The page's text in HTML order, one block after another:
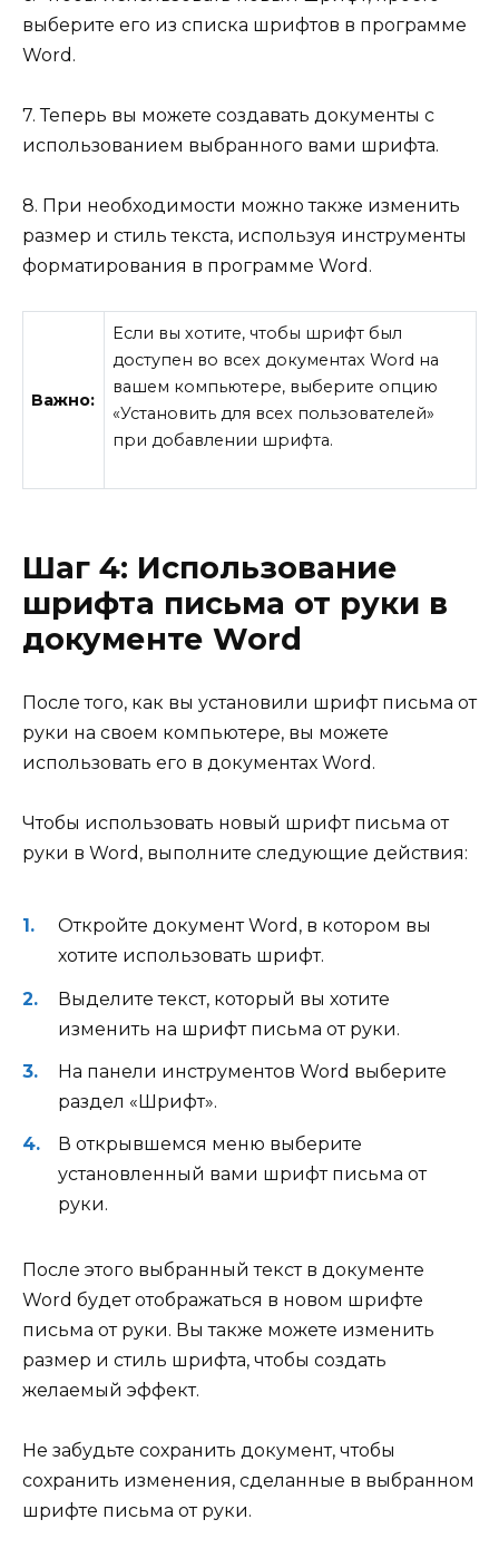
выберите его из списка шрифтов в программе
Word.
7. Теперь вы можете создавать документы с
использованием выбранного вами шрифта.
8. При необходимости можно также изменить
размер и стиль текста, используя инструменты
форматирования в программе Word.
Важно:
Если вы хотите, чтобы шрифт был
доступен во всех документах Word на
вашем компьютере, выберите опцию
«Установить для всех пользователей»
при добавлении шрифта.
Шаг 4: Использование
шрифта письма от руки в
документе Word
После того, как вы установили шрифт письма от
руки на своем компьютере, вы можете
использовать его в документах Word.
Чтобы использовать новый шрифт письма от
руки в Word, выполните следующие действия:
Откройте документ Word, в котором вы
хотите использовать шрифт.
Выделите текст, который вы хотите
изменить на шрифт письма от руки.
На панели инструментов Word выберите
раздел «Шрифт».
В открывшемся меню выберите
установленный вами шрифт письма от
руки.
После этого выбранный текст в документе
Word будет отображаться в новом шрифте
письма от руки. Вы также можете изменить
размер и стиль шрифта, чтобы создать
желаемый эффект.
Не забудьте сохранить документ, чтобы
сохранить изменения, сделанные в выбранном
шрифте письма от руки.